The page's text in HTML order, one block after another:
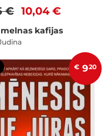
10,04 €
€
melnas kafijas
€ 920